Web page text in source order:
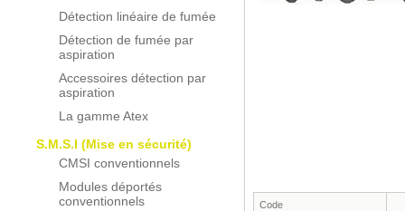
Détection linéaire de fumée
Détection de fumée par
aspiration
Accessoires détection par
aspiration
La gamme Atex
S.M.S.I (Mise en sécurité)
CMSI conventionnels
Modules déportés
conventionnels
Code